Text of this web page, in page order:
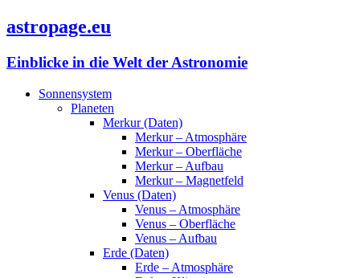
astropage.eu
Einblicke in die Welt der Astronomie
Sonnensystem
Planeten
Merkur (Daten)
Merkur – Atmosphäre
Merkur – Oberfläche
Merkur – Aufbau
Merkur – Magnetfeld
Venus (Daten)
Venus – Atmosphäre
Venus – Oberfläche
Venus – Aufbau
Erde (Daten)
Erde – Atmosphäre